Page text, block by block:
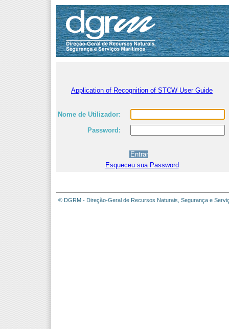
Application of Recognition of STCW User Guide
Nome de Utilizador:
Password:
Esqueceu sua Password
© DGRM - Direção-Geral de Recursos Naturais, Segurança e